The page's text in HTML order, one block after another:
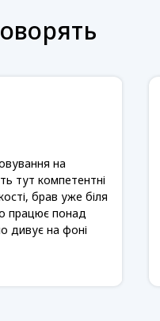
на
тут компетентні
брав уже біля
працює понад
дивує на фоні